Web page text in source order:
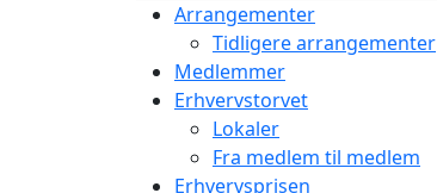
Arrangementer
Tidligere arrangementer
Medlemmer
Erhvervstorvet
Lokaler
Fra medlem til medlem
Erhvervsprisen